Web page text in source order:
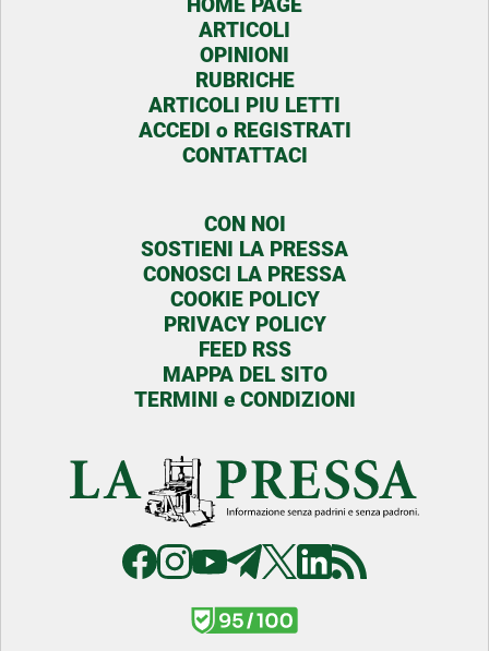
ARTICOLI
OPINIONI
RUBRICHE
ARTICOLI PIU LETTI
ACCEDI o REGISTRATI
CONTATTACI
CON NOI
SOSTIENI LA PRESSA
CONOSCI LA PRESSA
COOKIE POLICY
PRIVACY POLICY
FEED RSS
MAPPA DEL SITO
TERMINI e CONDIZIONI